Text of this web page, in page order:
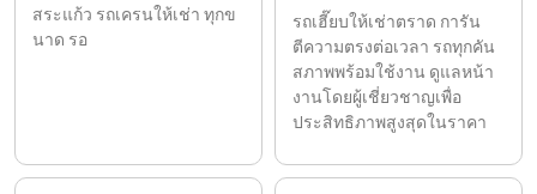
สระแก้ว รถเครนให้เช่า ทุกข
นาด รอ
รถเฮี๊ยบให้เช่าตราด การัน
ตีความตรงต่อเวลา รถทุกคัน
สภาพพร้อมใช้งาน ดูแลหน้า
งานโดยผู้เชี่ยวชาญเพื่อ
ประสิทธิภาพสูงสุดในราคา